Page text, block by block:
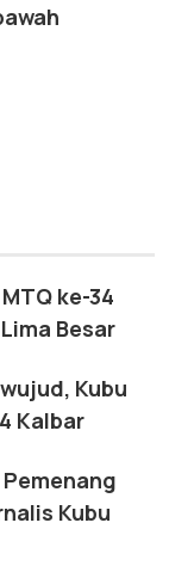
ke-34
Besar
Kubu
Kalbar
Kubu